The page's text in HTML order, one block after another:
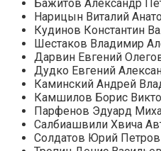
Бажитов Александр
Нарицын Виталий
Кудинов Константин
Шестаков Владимир
Дарвин Евгений
Дудко Евгений
Каминский Андрей
Камшилов Борис
Парфенов Эдуард
Салбиашвили Хвича
Солдатов Юрий